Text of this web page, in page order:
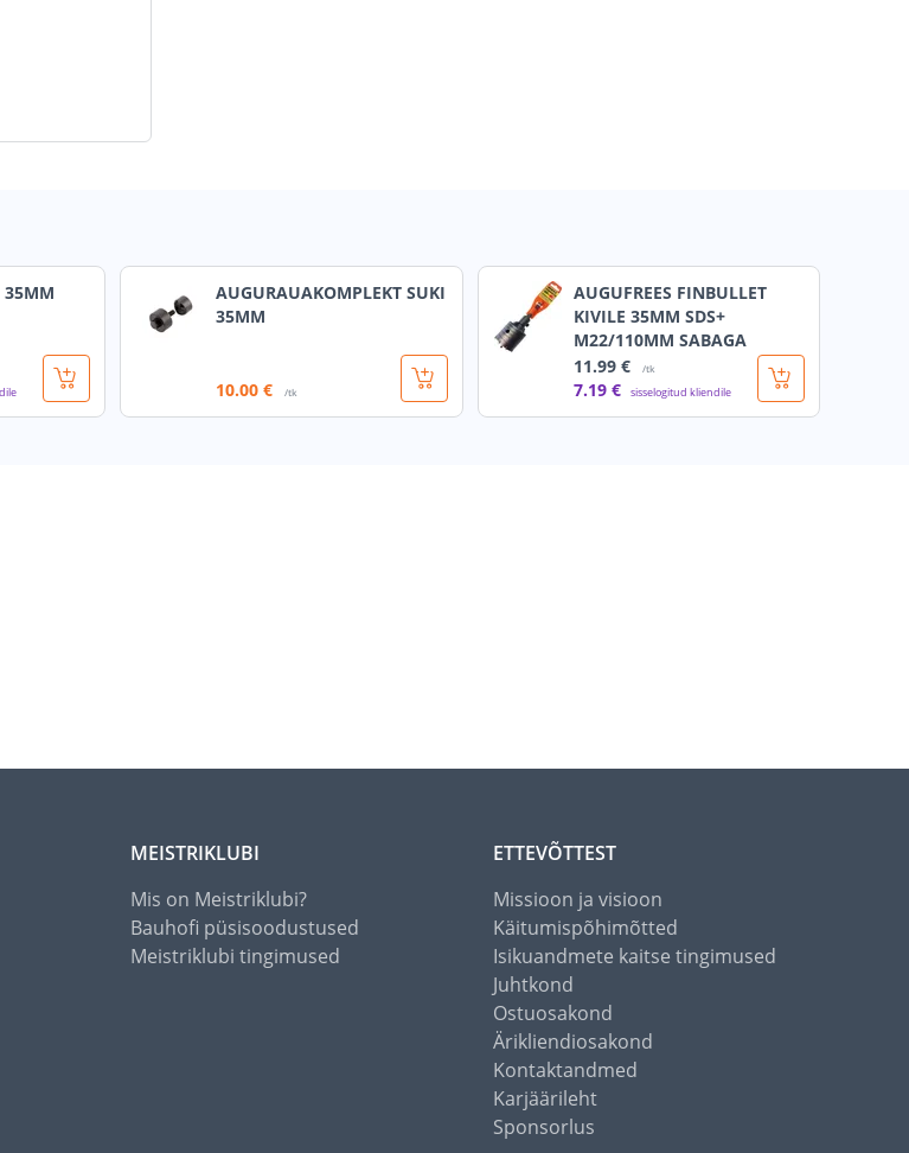
35MM
AUGURAUAKOMPLEKT SUKI
35MM
10.00 € /tk
AUGUFREES FINBULLET
KIVILE 35MM SDS+
M22/110MM SABAGA
11.99 € /tk
7.19 € sisselogitud kliendile
MEISTRIKLUBI
Mis on Meistriklubi?
Bauhofi püsisoodustused
Meistriklubi tingimused
ETTEVÕTTEST
Missioon ja visioon
Käitumispõhimõtted
Isikuandmete kaitse tingimused
Juhtkond
Ostuosakond
Ärikliendiosakond
Kontaktandmed
Karjäärileht
Sponsorlus